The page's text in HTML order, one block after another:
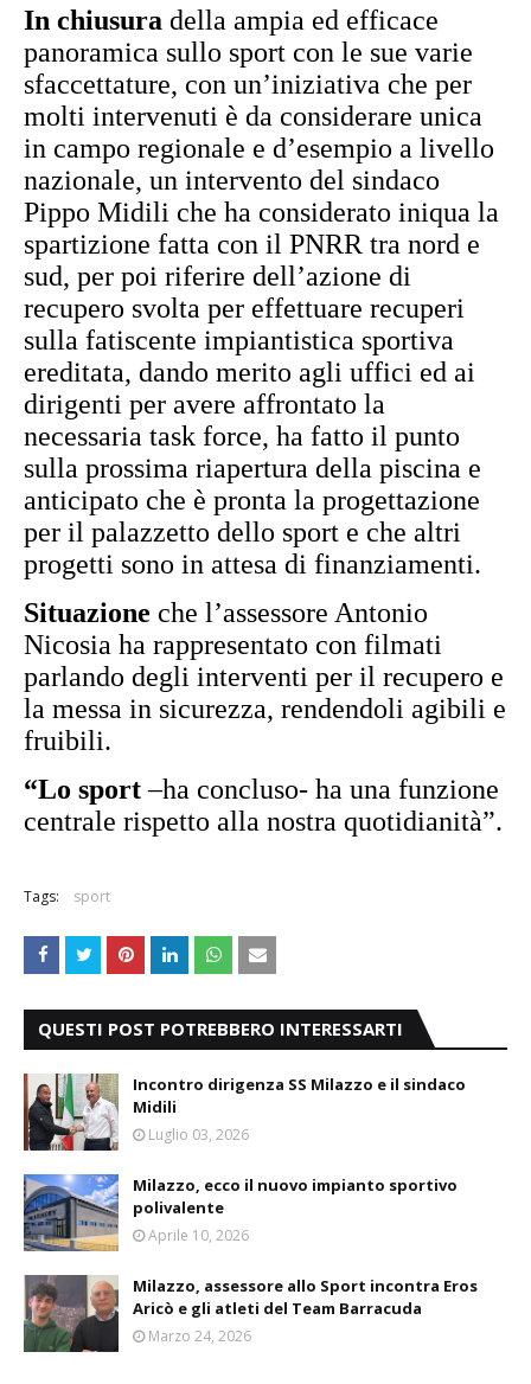
In chiusura della ampia ed efficace
panoramica sullo sport con le sue varie
sfaccettature, con un’iniziativa che per
molti intervenuti è da considerare unica
in campo regionale e d’esempio a livello
nazionale, un intervento del sindaco
Pippo Midili che ha considerato iniqua la
spartizione fatta con il PNRR tra nord e
sud, per poi riferire dell’azione di
recupero svolta per effettuare recuperi
sulla fatiscente impiantistica sportiva
ereditata, dando merito agli uffici ed ai
dirigenti per avere affrontato la
necessaria task force, ha fatto il punto
sulla prossima riapertura della piscina e
anticipato che è pronta la progettazione
per il palazzetto dello sport e che altri
progetti sono in attesa di finanziamenti.
Situazione che l’assessore Antonio
Nicosia ha rappresentato con filmati
parlando degli interventi per il recupero e
la messa in sicurezza, rendendoli agibili e
fruibili.
“Lo sport–ha concluso- ha una funzione
centrale rispetto alla nostra quotidianità”.
Tags: sport
QUESTI POST POTREBBERO INTERESSARTI
Incontro dirigenza SS Milazzo e il sindaco
Midili
Luglio 03, 2026
Milazzo, ecco il nuovo impianto sportivo
polivalente
Aprile 10, 2026
Milazzo, assessore allo Sport incontra Eros
Aricò e gli atleti del Team Barracuda
Marzo 24, 2026